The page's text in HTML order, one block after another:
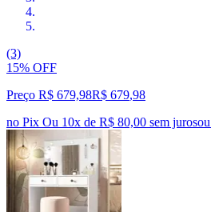
(3)
15% OFF
Preço R$ 679,98R$ 679,98
no Pix Ou 10x de R$ 80,00 sem jurosou